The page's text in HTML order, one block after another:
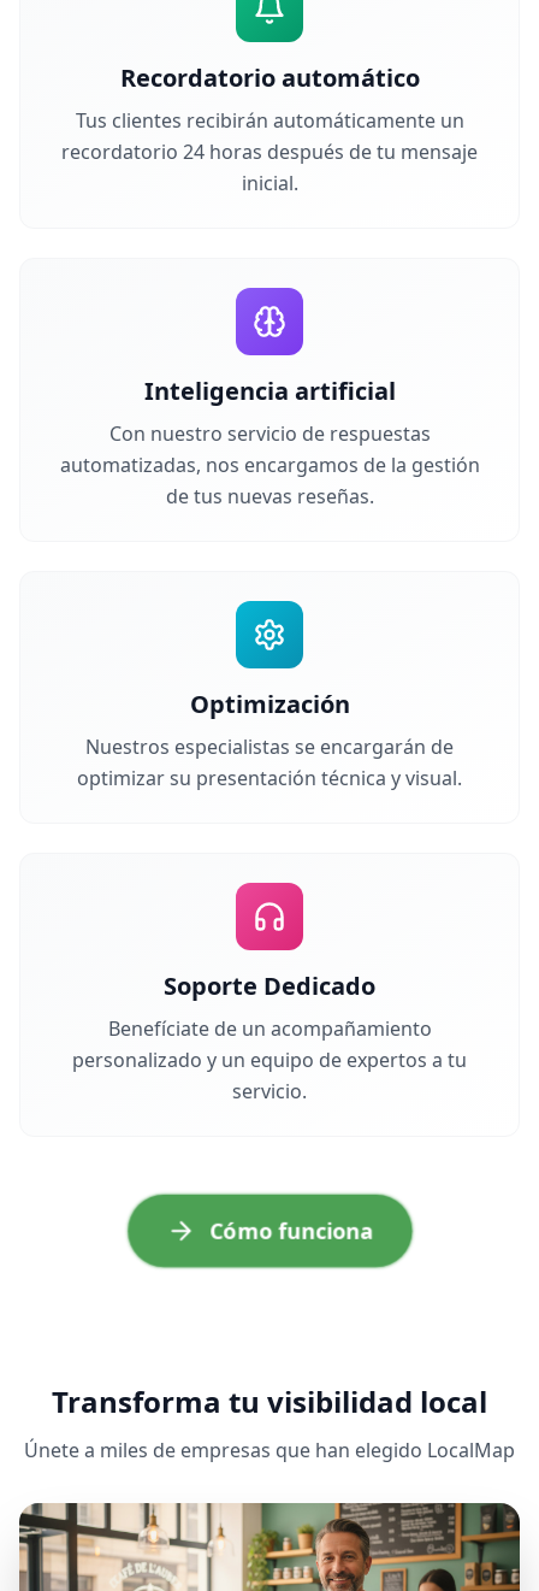
Recordatorio automático
Tus clientes recibirán automáticamente un
recordatorio 24 horas después de tu mensaje
inicial.
Inteligencia artificial
Con nuestro servicio de respuestas
automatizadas, nos encargamos de la gestión
de tus nuevas reseñas.
Optimización
Nuestros especialistas se encargarán de
optimizar su presentación técnica y visual.
Soporte Dedicado
Benefíciate de un acompañamiento
personalizado y un equipo de expertos a tu
servicio.
Cómo funciona
Transforma tu visibilidad local
Únete a miles de empresas que han elegido LocalMap